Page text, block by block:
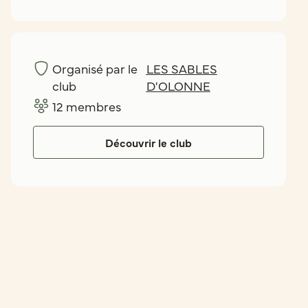
Organisé par le
club
LES SABLES
D'OLONNE
12 membres
Découvrir le club